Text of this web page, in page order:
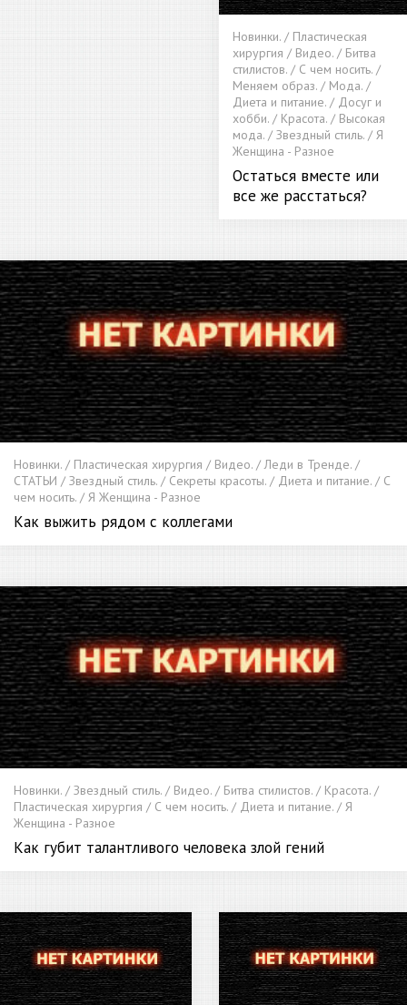
Новинки. / Пластическая
хирургия / Видео. / Битва
стилистов. / С чем носить. /
Меняем образ. / Мода. /
Диета и питание. / Досуг и
хобби. / Красота. / Высокая
мода. / Звездный стиль. / Я
Женщина - Разное
Остаться вместе или
все же расстаться?
Новинки. / Пластическая хирургия / Видео. / Леди в Тренде. /
СТАТЬИ / Звездный стиль. / Секреты красоты. / Диета и питание. / С
чем носить. / Я Женщина - Разное
Как выжить рядом с коллегами
Новинки. / Звездный стиль. / Видео. / Битва стилистов. / Красота. /
Пластическая хирургия / С чем носить. / Диета и питание. / Я
Женщина - Разное
Как губит талантливого человека злой гений